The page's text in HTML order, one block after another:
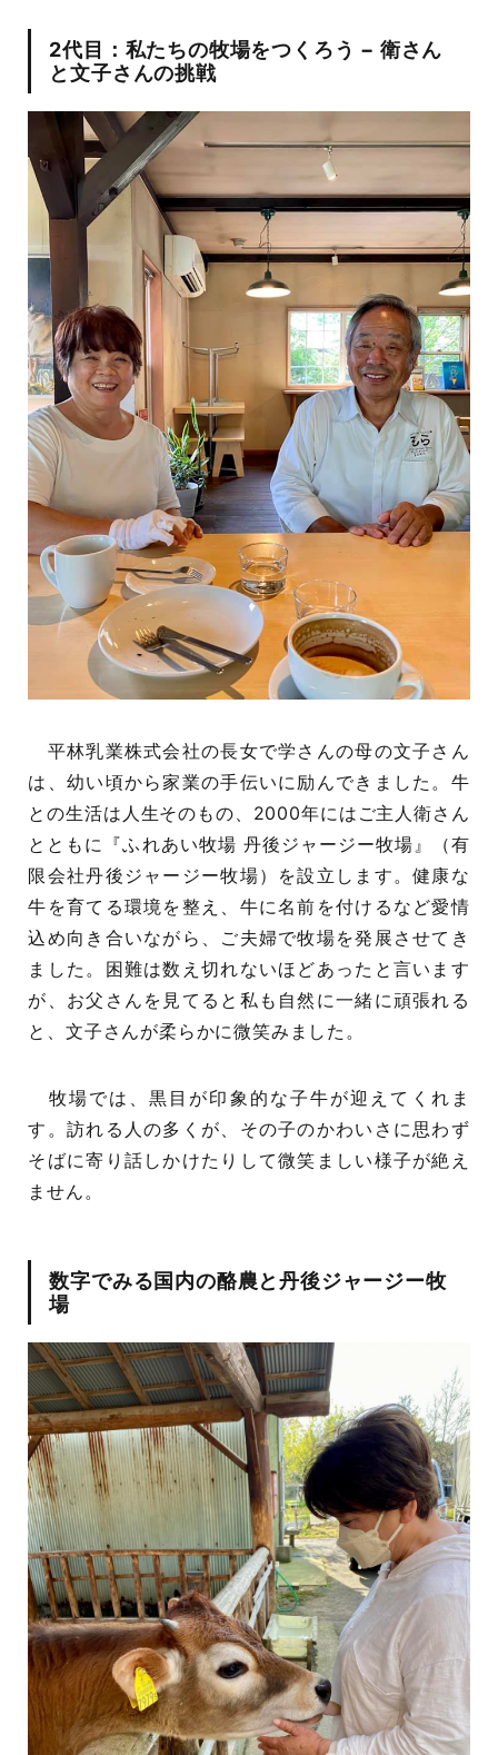
2代目：私たちの牧場をつくろう − 衛さん
と文子さんの挑戦
平林乳業株式会社の長女で学さんの母の文子さん
は、幼い頃から家業の手伝いに励んできました。牛
との生活は人生そのもの、2000年にはご主人衛さん
とともに『ふれあい牧場 丹後ジャージー牧場』（有
限会社丹後ジャージー牧場）を設立します。健康な
牛を育てる環境を整え、牛に名前を付けるなど愛情
込め向き合いながら、ご夫婦で牧場を発展させてき
ました。困難は数え切れないほどあったと言います
が、お父さんを見てると私も自然に一緒に頑張れる
と、文子さんが柔らかに微笑みました。
牧場では、黒目が印象的な子牛が迎えてくれま
す。訪れる人の多くが、その子のかわいさに思わず
そばに寄り話しかけたりして微笑ましい様子が絶え
ません。
数字でみる国内の酪農と丹後ジャージー牧
場